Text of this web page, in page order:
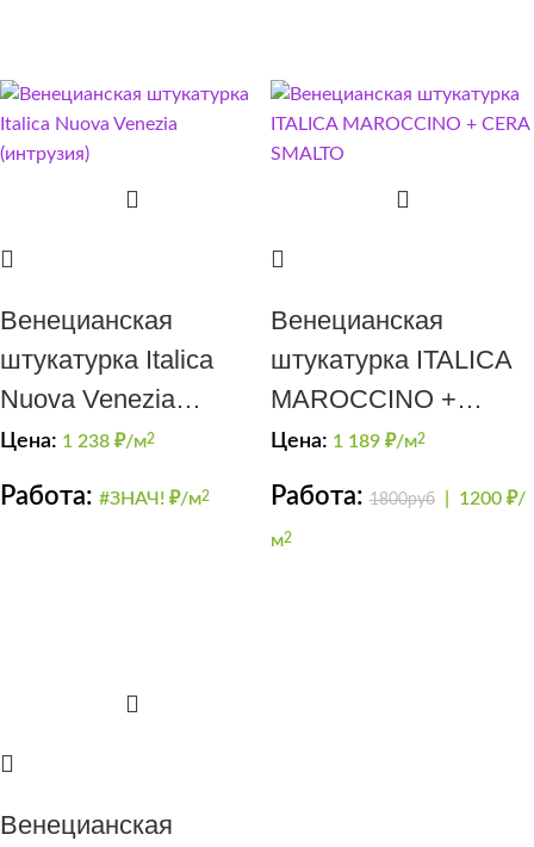
Венецианская
штукатурка Italica
Nuova Venezia
(интрузия)
Цена: 1 238 ₽/м2
Работа: #ЗНАЧ! ₽/м2
Венецианская
штукатурка ITALICA
MAROCCINO +
CERA SMALTO
Цена: 1 189 ₽/м2
Работа: 1800руб 1200 ₽/
м2
Венецианская